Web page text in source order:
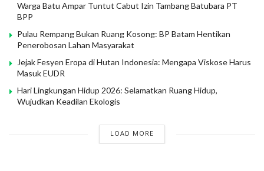
Warga Batu Ampar Tuntut Cabut Izin Tambang Batubara PT
BPP
Pulau Rempang Bukan Ruang Kosong: BP Batam Hentikan
Penerobosan Lahan Masyarakat
Jejak Fesyen Eropa di Hutan Indonesia: Mengapa Viskose Harus
Masuk EUDR
Hari Lingkungan Hidup 2026: Selamatkan Ruang Hidup,
Wujudkan Keadilan Ekologis
LOAD MORE